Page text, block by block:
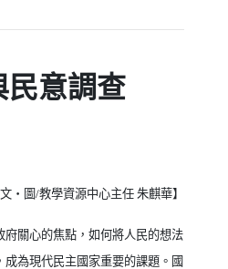
民意調查
文‧圖/教學資源中心主任 朱麒華】
府關心的焦點，如何將人民的想法
為現代民主國家重要的課題。國